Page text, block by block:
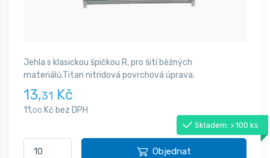
Jehla s klasickou špičkou R, pro šití běžných
materiálů.Titan nitridová povrchová úprava.
13,31 Kč
11,00 Kč bez DPH
Skladem: > 100 ks
Objednat